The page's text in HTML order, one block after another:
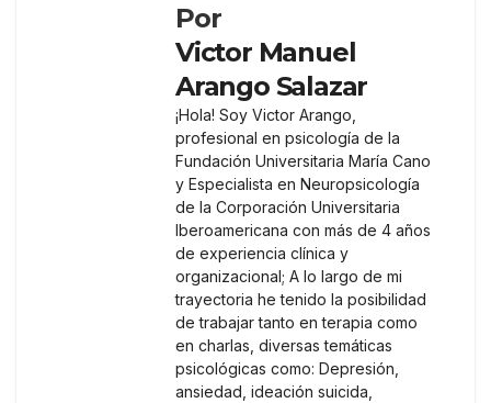
Por
Victor Manuel
Arango Salazar
¡Hola! Soy Victor Arango,
profesional en psicología de la
Fundación Universitaria María Cano
y Especialista en Neuropsicología
de la Corporación Universitaria
Iberoamericana con más de 4 años
de experiencia clínica y
organizacional; A lo largo de mi
trayectoria he tenido la posibilidad
de trabajar tanto en terapia como
en charlas, diversas temáticas
psicológicas como: Depresión,
ansiedad, ideación suicida,